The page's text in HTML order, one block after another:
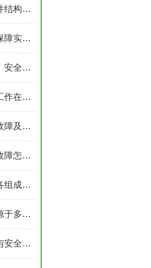
熟悉高温高压反应釜各部件结构与作用保障实验过程安全稳定
及时排查低温反应釜故障保障实验与生产工序稳定开展
超临界反应釜全流程操作、安全管控与日常维护要求
深冷反应釜功能部件协同工作在低温度下维持反应体系的稳定性
超实用！深冷反应釜常见故障及解决办法大汇总
遇到电加热酯化反应釜的故障怎么办
带您了解高温高压反应釜各组成部件的功能特点
磁力高压反应釜良好性能源于多个高可靠性功能模块的精密集成
实验室高压反应釜的稳定与安全源于多个核心部件的科学设计